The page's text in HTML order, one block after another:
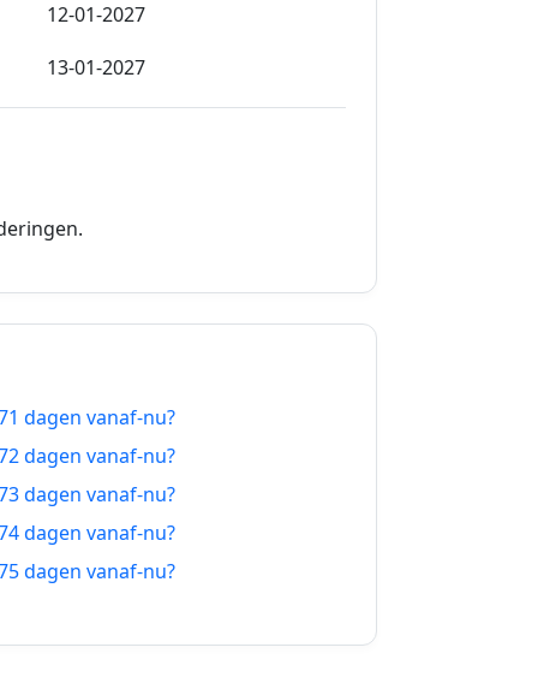
12-01-2027
13-01-2027
16-01-2027
18-01-2027
20-01-2027
21-01-2027
22-01-2027
24-01-2027
dagen vanaf-nu?
dagen vanaf-nu?
dagen vanaf-nu?
dagen vanaf-nu?
dagen vanaf-nu?